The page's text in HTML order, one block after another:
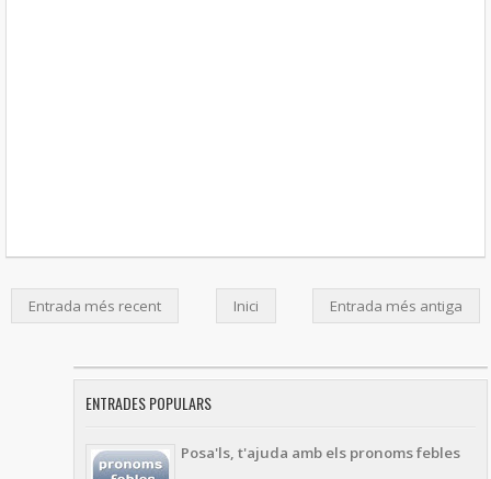
Entrada més recent Entrada més antiga
Inici
ENTRADES POPULARS
Posa'ls, t'ajuda amb els pronoms febles